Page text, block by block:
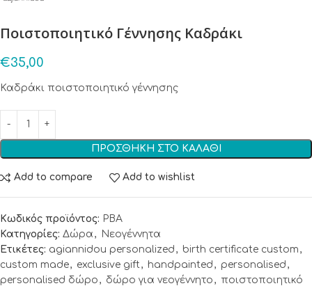
Ποιστοποιητικό Γέννησης Καδράκι
€35,00
Καδράκι ποιστοποιητικό γέννησης
ΠΡΟΣΘΉΚΗ ΣΤΟ ΚΑΛΆΘΙ
Add to compare Add to wishlist
Κωδικός προϊόντος: PBA
Κατηγορίες: Δώρα ,
Νεογέννητα
Ετικέτες: agiannidou personalized , birth certificate custom ,
custom made, exclusive gift , handpainted , personalised ,
personalised δώρο , δώρο για νεογέννητο , ποιστοποιητικό